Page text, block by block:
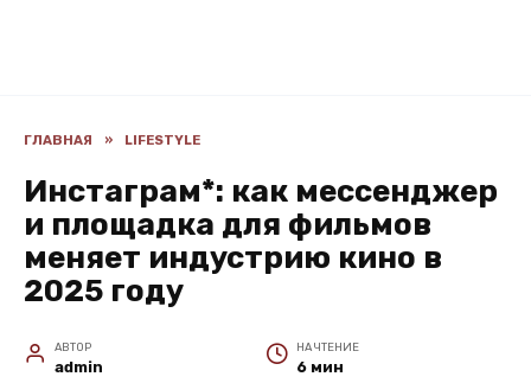
ГЛАВНАЯ » LIFESTYLE
Инстаграм*: как мессенджер
и площадка для фильмов
меняет индустрию кино в
2025 году
АВТОР
admin
НА ЧТЕНИЕ
6 мин